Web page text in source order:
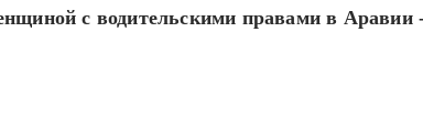
с водительскими правами в Аравии